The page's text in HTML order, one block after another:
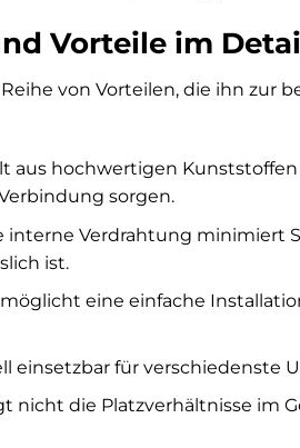
Vorteile im
von Vorteilen, die ihn zur
aus hochwertigen
sorgen.
interne Verdrahtung minimiert
ist.
eine einfache
einsetzbar für verschiedenste
nicht die Platzverhältnisse im